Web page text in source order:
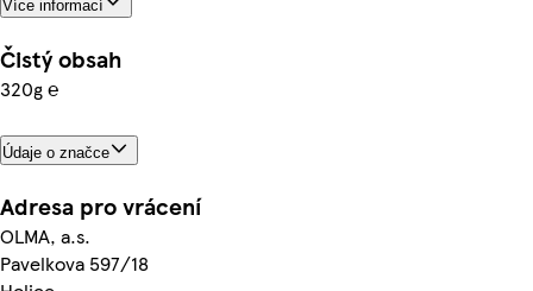
Více informací
Čistý obsah
320g ℮
Údaje o značce
Adresa pro vrácení
OLMA, a.s.
Pavelkova 597/18